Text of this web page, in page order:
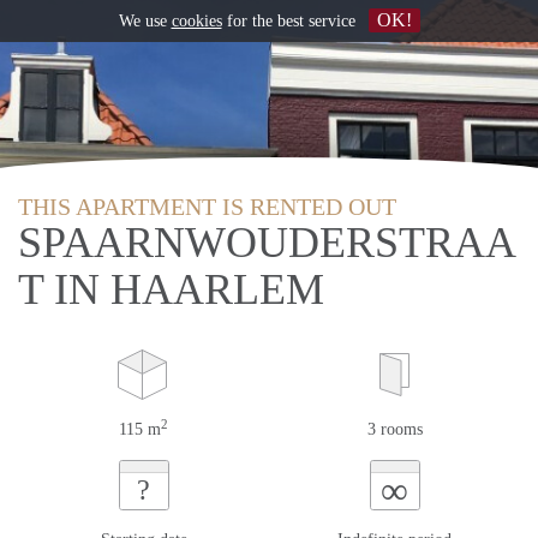
THIS APARTMENT IS RENTED OUT
SPAARNWOUDERSTRAA
T IN HAARLEM
115 m2 3 rooms
? ∞
We use cookiesfor the best service OK!